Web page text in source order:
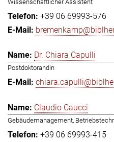
Wissenschaftlicher Assistent
+39 06 69993-576
Dr. Chiara Capulli
Postdoktorandin
Claudio Caucci
Gebäudemanagement,
+39 06 69993-415